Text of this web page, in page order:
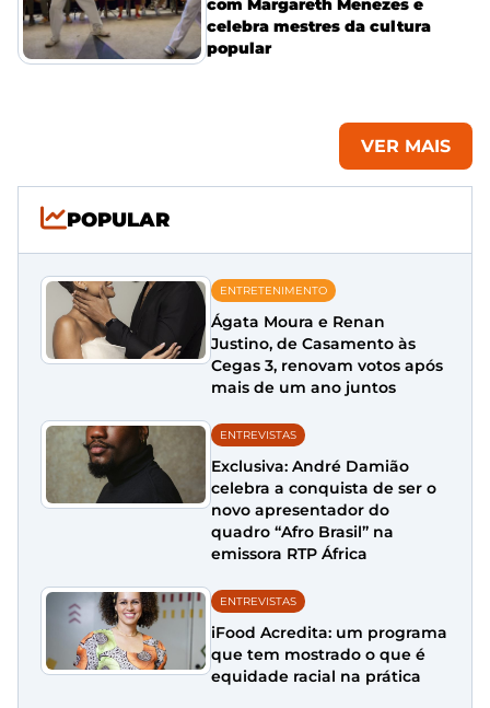
com Margareth Menezes e
celebra mestres da cultura
popular
VER MAIS
POPULAR
ENTRETENIMENTO
Ágata Moura e Renan
Justino, de Casamento às
Cegas 3, renovam votos após
mais de um ano juntos
ENTREVISTAS
Exclusiva: André Damião
celebra a conquista de ser o
novo apresentador do
quadro “Afro Brasil” na
emissora RTP África
ENTREVISTAS
iFood Acredita: um programa
que tem mostrado o que é
equidade racial na prática